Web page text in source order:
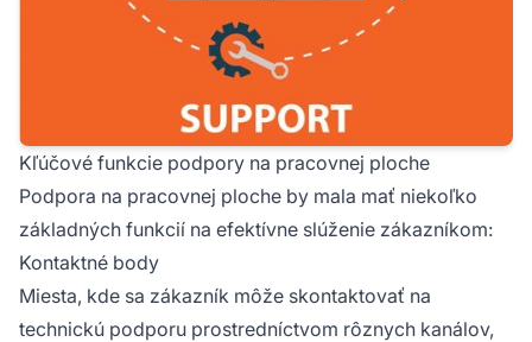
Kľúčové funkcie podpory na pracovnej ploche
Podpora na pracovnej ploche by mala mať niekoľko
základných funkcií na efektívne slúženie zákazníkom:
Kontaktné body
Miesta, kde sa zákazník môže skontaktovať na
technickú podporu prostredníctvom rôznych kanálov,